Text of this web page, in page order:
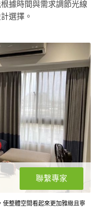
據時間與需求調節光線
選擇。
聯繫專家
整體空間看起來更加雅緻且寧